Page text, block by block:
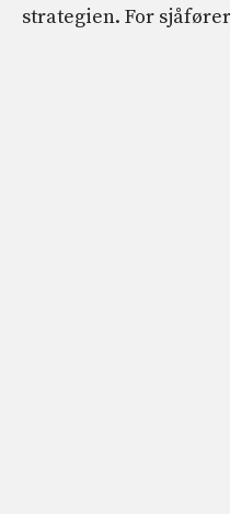
strategien. For